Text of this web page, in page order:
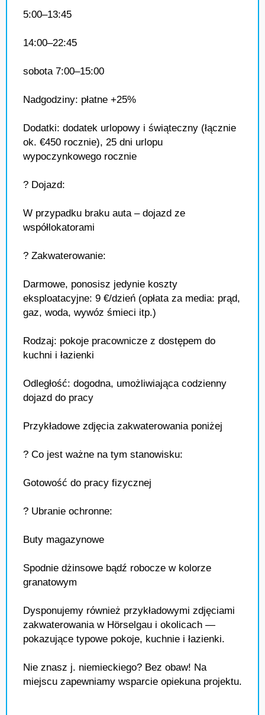
5:00–13:45
14:00–22:45
sobota 7:00–15:00
Nadgodziny: płatne +25%
Dodatki: dodatek urlopowy i świąteczny (łącznie
ok. €450 rocznie), 25 dni urlopu
wypoczynkowego rocznie
? Dojazd:
W przypadku braku auta – dojazd ze
współlokatorami
? Zakwaterowanie:
Darmowe, ponosisz jedynie koszty
eksploatacyjne: 9 €/dzień (opłata za media: prąd,
gaz, woda, wywóz śmieci itp.)
Rodzaj: pokoje pracownicze z dostępem do
kuchni i łazienki
Odległość: dogodna, umożliwiająca codzienny
dojazd do pracy
Przykładowe zdjęcia zakwaterowania poniżej
? Co jest ważne na tym stanowisku:
Gotowość do pracy fizycznej
? Ubranie ochronne:
Buty magazynowe
Spodnie dżinsowe bądź robocze w kolorze
granatowym
Dysponujemy również przykładowymi zdjęciami
zakwaterowania w Hörselgau i okolicach —
pokazujące typowe pokoje, kuchnie i łazienki.
Nie znasz j. niemieckiego? Bez obaw! Na
miejscu zapewniamy wsparcie opiekuna projektu.